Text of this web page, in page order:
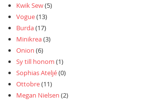
Kwik Sew(5)
Vogue(13)
Burda(17)
Minikrea(3)
Onion (6)
Sy till honom (1)
Sophias Ateljé(0)
Ottobre(11)
Megan Nielsen (2)